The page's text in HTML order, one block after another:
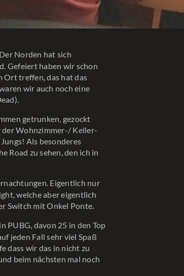
Norden hat sich
Gefeiert haben wir schon
Ort treffen, das hat das
wir auch noch eine
getrunken, gezockt
der Wohnzimmer-/ Keller-
Als besonderes
Road zu sehen, den ich in
Eigentlich nur
welche aber eigentlich
Switch mit Onkel Ponte.
PUBG, davon 25 in den Top
jeden Fall sehr viel Spaß
dass wir das in nicht zu
beim nächsten mal noch